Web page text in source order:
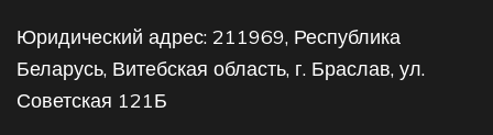
Юридический адрес: 211969, Республика
Беларусь, Витебская область, г. Браслав, ул.
Советская 121Б